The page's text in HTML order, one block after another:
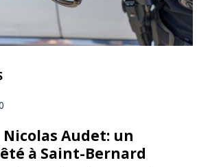
Audet: un
à Saint-Bernard